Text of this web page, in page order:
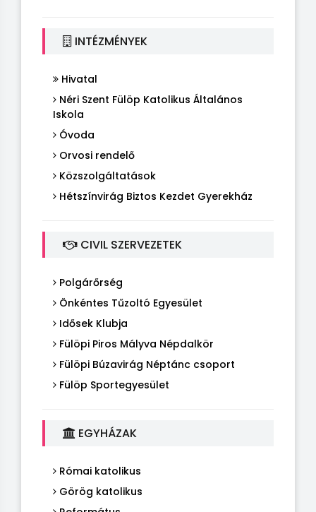
INTÉZMÉNYEK
Hivatal
Néri Szent Fülöp Katolikus Általános
Iskola
Óvoda
Orvosi rendelő
Közszolgáltatások
Hétszínvirág Biztos Kezdet Gyerekház
CIVIL SZERVEZETEK
Polgárőrség
Önkéntes Tűzoltó Egyesület
Idősek Klubja
Fülöpi Piros Mályva Népdalkör
Fülöpi Búzavirág Néptánc csoport
Fülöp Sportegyesület
EGYHÁZAK
Római katolikus
Görög katolikus